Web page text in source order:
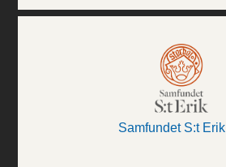
Samfundet S:t Erik